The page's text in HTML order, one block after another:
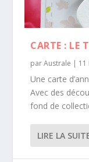
CARTE : LE
parAustrale | 11
Une carte
Avec des
fond de
LIRE LA